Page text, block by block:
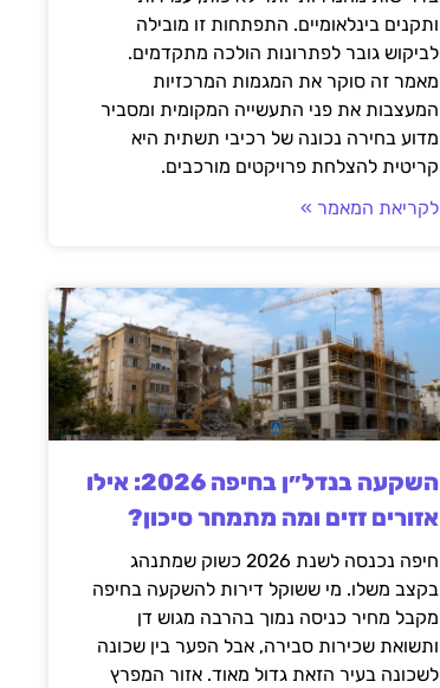
ותקנים בינלאומיים. התפתחות זו מובילה
לביקוש גובר לפתרונות הולכה מתקדמים.
מאמר זה סוקר את המגמות המרכזיות
המעצבות את פני התעשייה המקומית ומסביר
מדוע בחירה נכונה של רכיבי תשתית היא
קריטית להצלחת פרויקטים מורכבים.
לקריאת המאמר »
השקעה בנדל״ן בחיפה 2026: אילו
אזורים זזים ומה מתמחר סיכון?
חיפה נכנסה לשנת 2026 כשוק שמתנהג
בקצב משלו. מי ששוקל דירות להשקעה בחיפה
מקבל מחיר כניסה נמוך בהרבה מגוש דן
ותשואת שכירות סבירה, אבל הפער בין שכונה
לשכונה בעיר הזאת גדול מאוד. אזור המפרץ